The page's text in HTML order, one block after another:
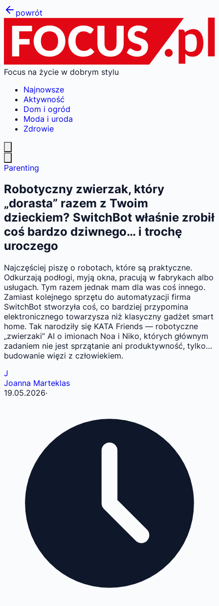
powrót
Focus na życie w dobrym stylu
Najnowsze
Aktywność
Dom i ogród
Moda i uroda
Zdrowie
Parenting
Robotyczny zwierzak, który
„dorasta” razem z Twoim
dzieckiem? SwitchBot właśnie zrobił
coś bardzo dziwnego… i trochę
uroczego
Najczęściej piszę o robotach, które są praktyczne.
Odkurzają podłogi, myją okna, pracują w fabrykach albo
usługach. Tym razem jednak mam dla was coś innego.
Zamiast kolejnego sprzętu do automatyzacji firma
SwitchBot stworzyła coś, co bardziej przypomina
elektronicznego towarzysza niż klasyczny gadżet smart
home. Tak narodziły się KATA Friends — robotyczne
„zwierzaki” AI o imionach Noa i Niko, których głównym
zadaniem nie jest sprzątanie ani produktywność, tylko…
budowanie więzi z człowiekiem.
J
Joanna Marteklas
19.05.2026·